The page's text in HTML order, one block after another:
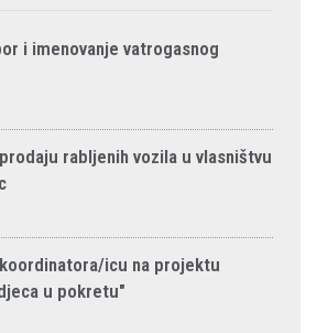
i imenovanje vatrogasnog
rabljenih vozila u vlasništvu
icu na projektu
u pokretu"